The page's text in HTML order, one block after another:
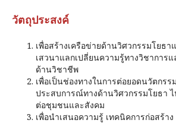
วัตถุประสงค์
เพื่อสร้างเครือข่ายด้านวิศวกรรมโยธา
เสวนาแลกเปลี่ยนความรู้ทางวิชาการ
ด้านวิชาชีพ
เพื่อเป็นช่องทางในการต่อยอดนวัตกรร
ประสบการณ์ทางด้านวิศวกรรมโยธา
ต่อชุมชนและสังคม
เพื่อนำเสนอความรู้ เทคนิคการก่อสร้า